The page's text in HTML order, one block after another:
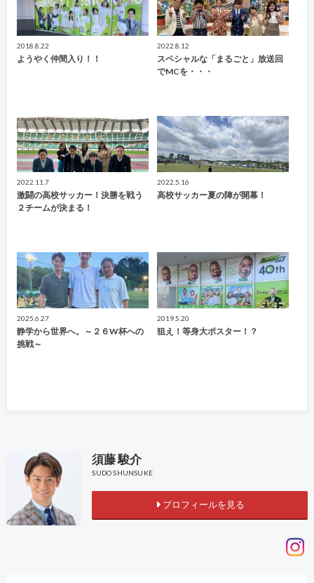
2018.8.22
ようやく仲間入り！！
2022.8.12
スペシャルな「まるごと」放送回
でMCを・・・
2022.11.7
激闘の高校サッカー！決勝を戦う
２チームが決まる！
2022.5.16
高校サッカー夏の陣が開幕！
2025.6.27
静学から世界へ。～２６W杯への
挑戦～
2019.5.20
狙え！等身大ポスター！？
須藤 駿介
SUDO SHUNSUKE
プロフィールを見る